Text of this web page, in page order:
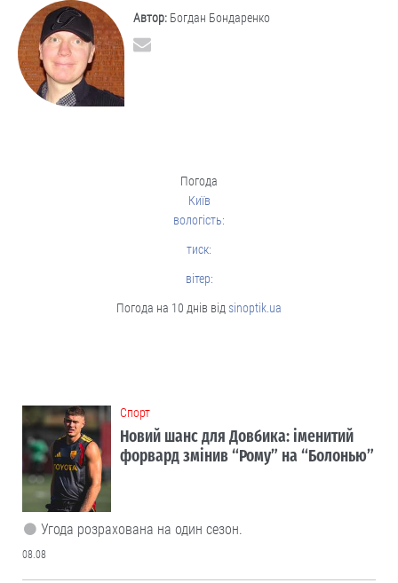
Автор: Богдан Бондаренко
Погода
Київ
вологість:
тиск:
вітер:
Погода на 10 днів від sinoptik.ua
Cпорт
Новий шанс для Довбика: іменитий
форвард змінив “Рому” на “Болонью”
Угода розрахована на один сезон.
08.08